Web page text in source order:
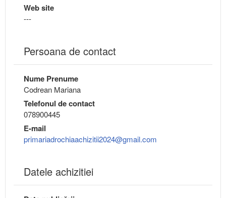
Web site
---
Persoana de contact
Nume Prenume
Codrean Mariana
Telefonul de contact
078900445
E-mail
primariadrochiaachizitii2024@gmail.com
Datele achizitiei